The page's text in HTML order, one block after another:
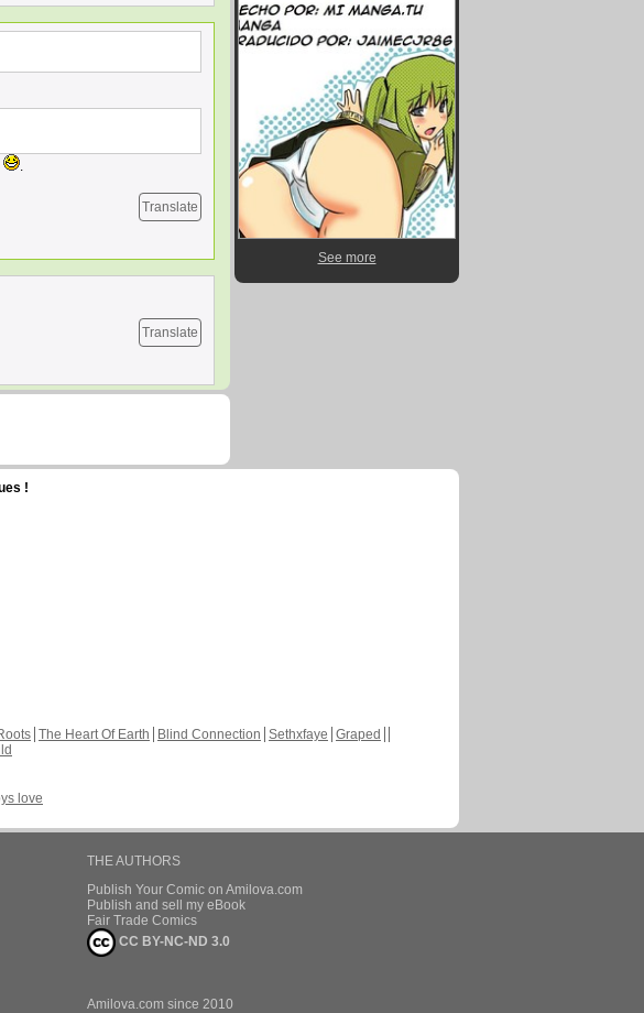
.
Translate
Translate
See more
!
The Heart Of Earth Blind Connection Sethxfaye Graped
love
THE AUTHORS
Publish Your Comic on Amilova.com
Publish and sell my eBook
Fair Trade Comics
CC BY-NC-ND 3.0
Amilova.com since 2010